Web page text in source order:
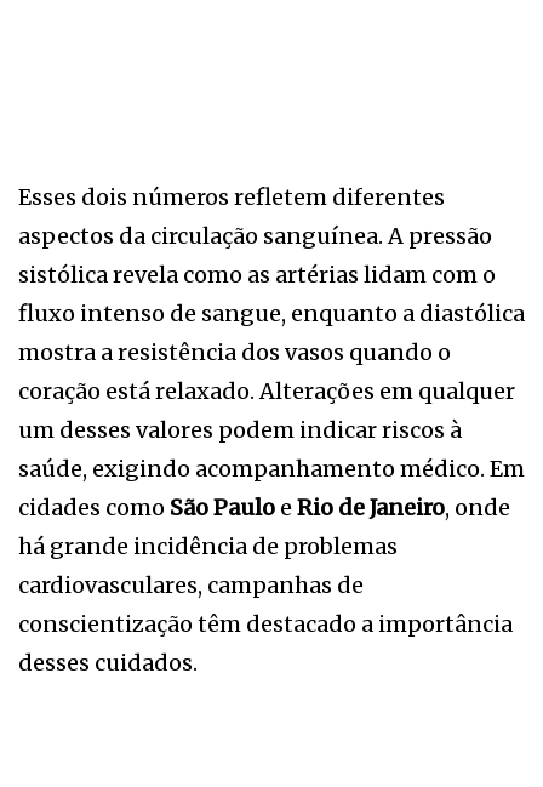
Esses dois números refletem diferentes
aspectos da circulação sanguínea. A pressão
sistólica revela como as artérias lidam com o
fluxo intenso de sangue, enquanto a diastólica
mostra a resistência dos vasos quando o
coração está relaxado. Alterações em qualquer
um desses valores podem indicar riscos à
saúde, exigindo acompanhamento médico. Em
cidades como São Paulo e Rio de Janeiro, onde
há grande incidência de problemas
cardiovasculares, campanhas de
conscientização têm destacado a importância
desses cuidados.